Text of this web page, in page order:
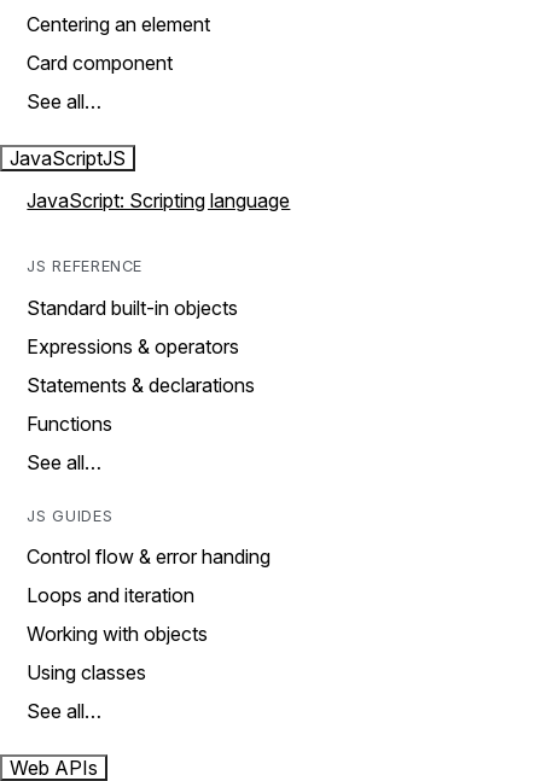
Centering an element
Card component
See all…
JavaScriptJS
JavaScript: Scripting language
JS REFERENCE
Standard built-in objects
Expressions & operators
Statements & declarations
Functions
See all…
JS GUIDES
Control flow & error handing
Loops and iteration
Working with objects
Using classes
See all…
Web APIs